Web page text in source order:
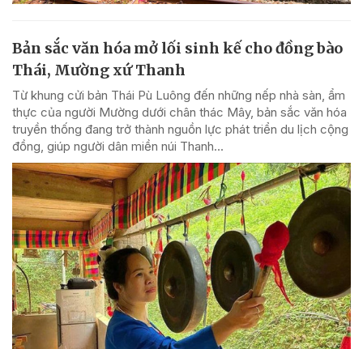
Bản sắc văn hóa mở lối sinh kế cho đồng bào
Thái, Mường xứ Thanh
Từ khung cửi bản Thái Pù Luông đến những nếp nhà sàn, ẩm
thực của người Mường dưới chân thác Mây, bản sắc văn hóa
truyền thống đang trở thành nguồn lực phát triển du lịch cộng
đồng, giúp người dân miền núi Thanh...